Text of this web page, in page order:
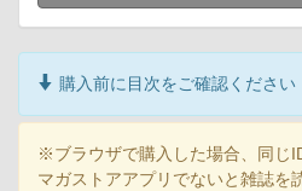
購入前に目次をご確認ください
※ブラウザで購入した場合、同じ
マガストアアプリでないと雑誌を